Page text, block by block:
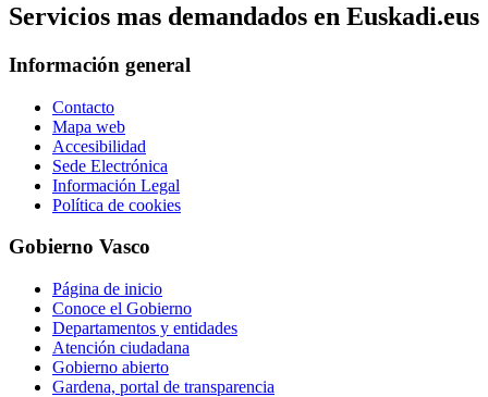
Servicios mas demandados en Euskadi.eus
Información general
Contacto
Mapa web
Accesibilidad
Sede Electrónica
Información Legal
Política de cookies
Gobierno Vasco
Página de inicio
Conoce el Gobierno
Departamentos y entidades
Atención ciudadana
Gobierno abierto
Gardena, portal de transparencia